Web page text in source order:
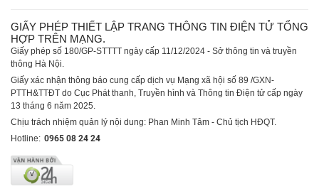
GIẤY PHÉP THIẾT LẬP TRANG THÔNG TIN ĐIỆN TỬ TỔNG
HỢP TRÊN MẠNG.
Giấy phép số 180/GP-STTTT ngày cấp 11/12/2024 - Sở thông tin và truyền
thông Hà Nội.
Giấy xác nhận thông báo cung cấp dịch vụ Mạng xã hội số 89 /GXN-
PTTH&TTĐT do Cục Phát thanh, Truyền hình và Thông tin Điện tử cấp ngày
13 tháng 6 năm 2025.
Chịu trách nhiệm quản lý nội dung: Phan Minh Tâm - Chủ tịch HĐQT.
Hotline: 0965 08 24 24